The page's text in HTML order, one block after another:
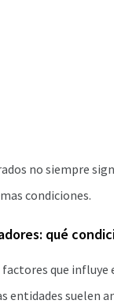
no siempre
condiciones.
qué
que
entidades suelen